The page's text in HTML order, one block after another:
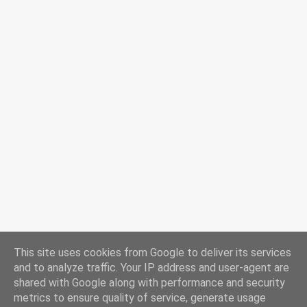
Používá technologii služby Blogger
This site uses cookies from Google to deliver its services
and to analyze traffic. Your IP address and user-agent are
shared with Google along with performance and security
metrics to ensure quality of service, generate usage